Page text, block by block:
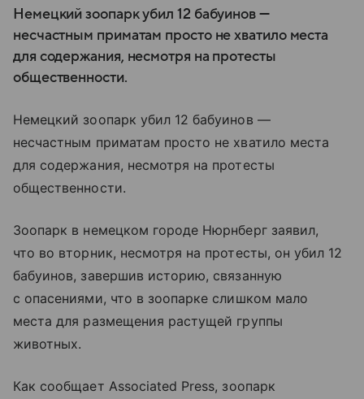
Немецкий зоопарк убил 12 бабуинов —
несчастным приматам просто не хватило места
для содержания, несмотря на протесты
общественности.
Немецкий зоопарк убил 12 бабуинов —
несчастным приматам просто не хватило места
для содержания, несмотря на протесты
общественности.
Зоопарк в немецком городе Нюрнберг заявил,
что во вторник, несмотря на протесты, он убил 12
бабуинов, завершив историю, связанную
с опасениями, что в зоопарке слишком мало
места для размещения растущей группы
животных.
Как сообщает Associated Press, зоопарк